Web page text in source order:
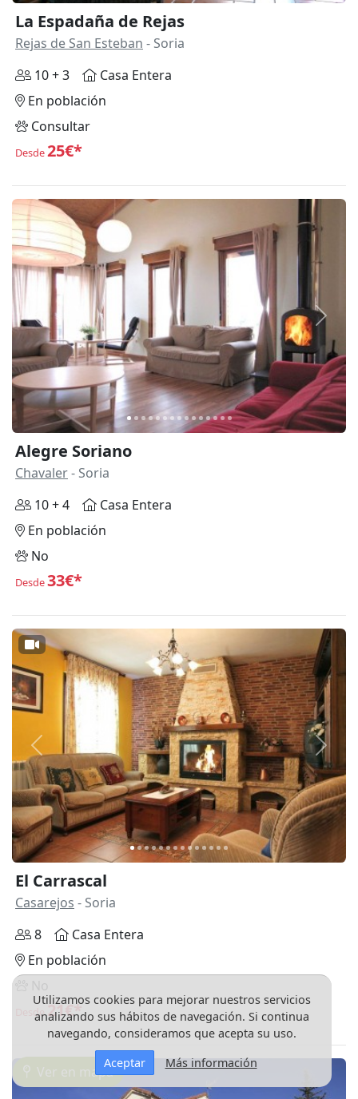
La Espadaña de Rejas
Rejas de San Esteban - Soria
10 + 3
Casa Entera
En población
Consultar
Desde25€*
Anterior
Alegre Soriano
Chavaler- Soria
10 + 4
Casa Entera
En población
No
Desde33€*
Anterior
El Carrascal
Casarejos - Soria
8
Casa Entera
En población
Desde21€*
3D
Ver en mapa
Utilizamos cookies para mejorar nuestros servicios
analizando sus hábitos de navegación. Si continua
navegando, consideramos que acepta su uso.
Aceptar
Más información